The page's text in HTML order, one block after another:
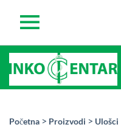
Početna > Proizvodi > Ulošci